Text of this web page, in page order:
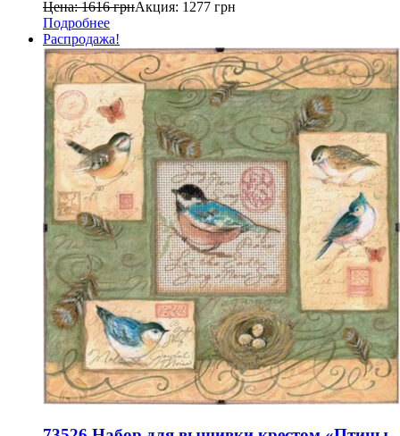
Цена:1616грнАкция: 1277 грн
Подробнее
Распродажа!